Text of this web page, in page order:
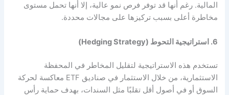
المالية. رغم أنها قد توفر فرص نمو عالية، إلا أنها تحمل مستوى
مخاطرة أعلى بسبب تركيزها على مجالات محددة.
6. استراتيجية التحوط (Hedging Strategy)
تستخدم هذه الاستراتيجية لتقليل المخاطر في المحفظة
الاستثمارية، من خلال الاستثمار في صناديق ETF معاكسة لحركة
السوق أو في أصول أقل تقلبًا مثل السندات، بهدف حماية رأس